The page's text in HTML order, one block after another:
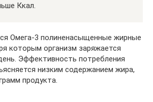
Ккал.
Омега-3 полиненасыщенные жирные
которым организм заряжается
Эффективность потребления
низким содержанием жира,
продукта.